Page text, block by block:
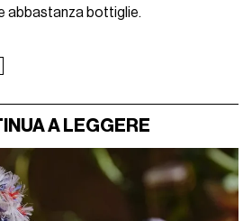
abbastanza bottiglie.
A LEGGERE